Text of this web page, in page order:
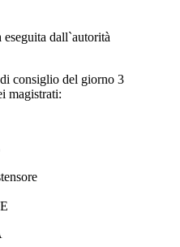
eseguita dall`autorità
consiglio del giorno 3
magistrati: